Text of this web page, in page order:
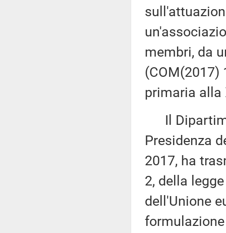
membri, da
(COM(2017)
primaria alla
Il
Presidenza
2017, ha
2, della
dell'Unione